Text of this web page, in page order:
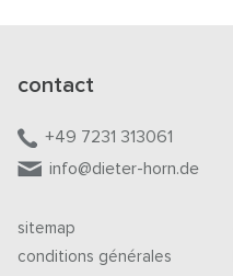
contact
+49 7231 313061
info@dieter-horn.de
sitemap
conditions générales